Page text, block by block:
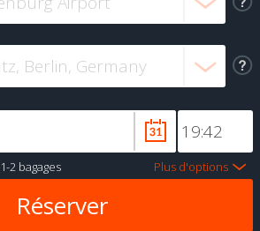
1-2 bagages Plus d'options